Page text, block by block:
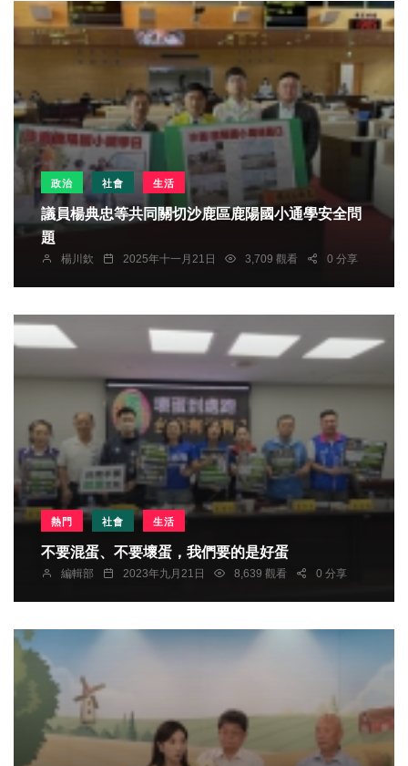
政治 社會 生活
議員楊典忠等共同關切沙鹿區鹿陽國小通學安全問
題
楊川欽 2025年十一月21日 3,709 觀看 0 分享
熱門 社會 生活
不要混蛋、不要壞蛋，我們要的是好蛋
編輯部 2023年九月21日 8,639 觀看 0 分享